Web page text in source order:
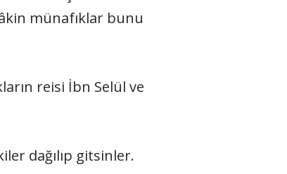
münafıklar bunu
reisi İbn Selül ve
dağılıp gitsinler.